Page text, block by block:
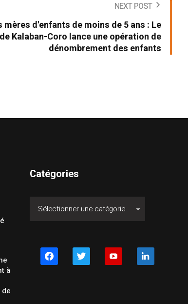
NEXT POST
d'enfants de moins de 5 ans : Le
Kalaban-Coro lance une opération de
dénombrement des enfants
à
Catégories
facebook twitter youtube linkedin